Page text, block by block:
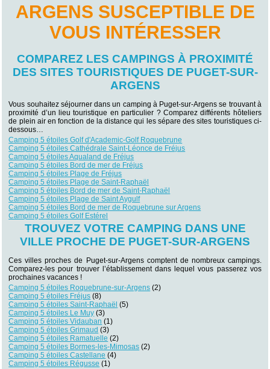
ARGENS SUSCEPTIBLE DE
VOUS INTÉRESSER
COMPAREZ LES CAMPINGS À PROXIMITÉ
DES SITES TOURISTIQUES DE PUGET-SUR-
ARGENS
Vous souhaitez séjourner dans un camping à Puget-sur-Argens se trouvant à
proximité d’un lieu touristique en particulier ? Comparez différents hôteliers
de plein air en fonction de la distance qui les sépare des sites touristiques ci-
dessous…
Camping 5 étoiles Golf d'Academic-Golf Roquebrune
Camping 5 étoiles Cathédrale Saint-Léonce de Fréjus
Camping 5 étoiles Aqualand de Fréjus
Camping 5 étoiles Bord de mer de Fréjus
Camping 5 étoiles Plage de Fréjus
Camping 5 étoiles Plage de Saint-Raphaël
Camping 5 étoiles Bord de mer de Saint-Raphaël
Camping 5 étoiles Plage de Saint Aygulf
Camping 5 étoiles Bord de mer de Roquebrune sur Argens
Camping 5 étoiles Golf Estérel
TROUVEZ VOTRE CAMPING DANS UNE
VILLE PROCHE DE PUGET-SUR-ARGENS
Ces villes proches de Puget-sur-Argens comptent de nombreux campings.
Comparez-les pour trouver l’établissement dans lequel vous passerez vos
prochaines vacances !
Camping 5 étoiles Roquebrune-sur-Argens (2)
Camping 5 étoiles Fréjus (8)
Camping 5 étoiles Saint-Raphaël (5)
Camping 5 étoiles Le Muy (3)
Camping 5 étoiles Vidauban (1)
Camping 5 étoiles Grimaud (3)
Camping 5 étoiles Ramatuelle (2)
Camping 5 étoiles Bormes-les-Mimosas (2)
Camping 5 étoiles Castellane (4)
Camping 5 étoiles Régusse (1)